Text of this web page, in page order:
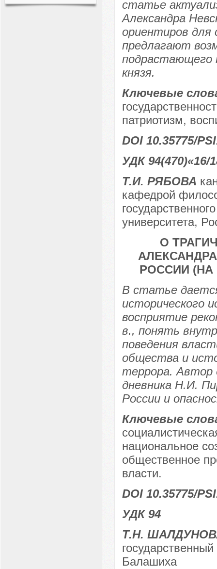
статье
Александра
ориентиров для
предлагают
подрастающего
князя.
Ключевые
патриотизм,
DOI 10.35775/
УДК 94(470)«16/
Т.И. РЯБОВА
кафедрой
университета,
О
РОССИИ (НА
В статье дается
исторического
восприятие
в., понять
поведения
общества и
террора. Автор
дневника Н.И.
России и
Ключевые
национальное
общественное
власти.
DOI 10.35775/
УДК 94
Т.Н.
Балашиха